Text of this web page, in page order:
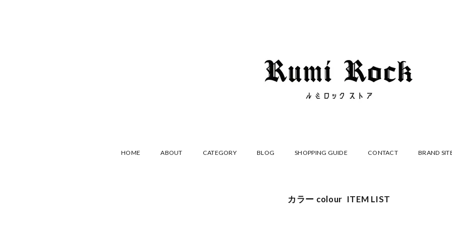
HOME ABOUT CATEGORY BLOG SHOPPING GUIDE CONTACT BRAND
カラー colour ITEM LIST